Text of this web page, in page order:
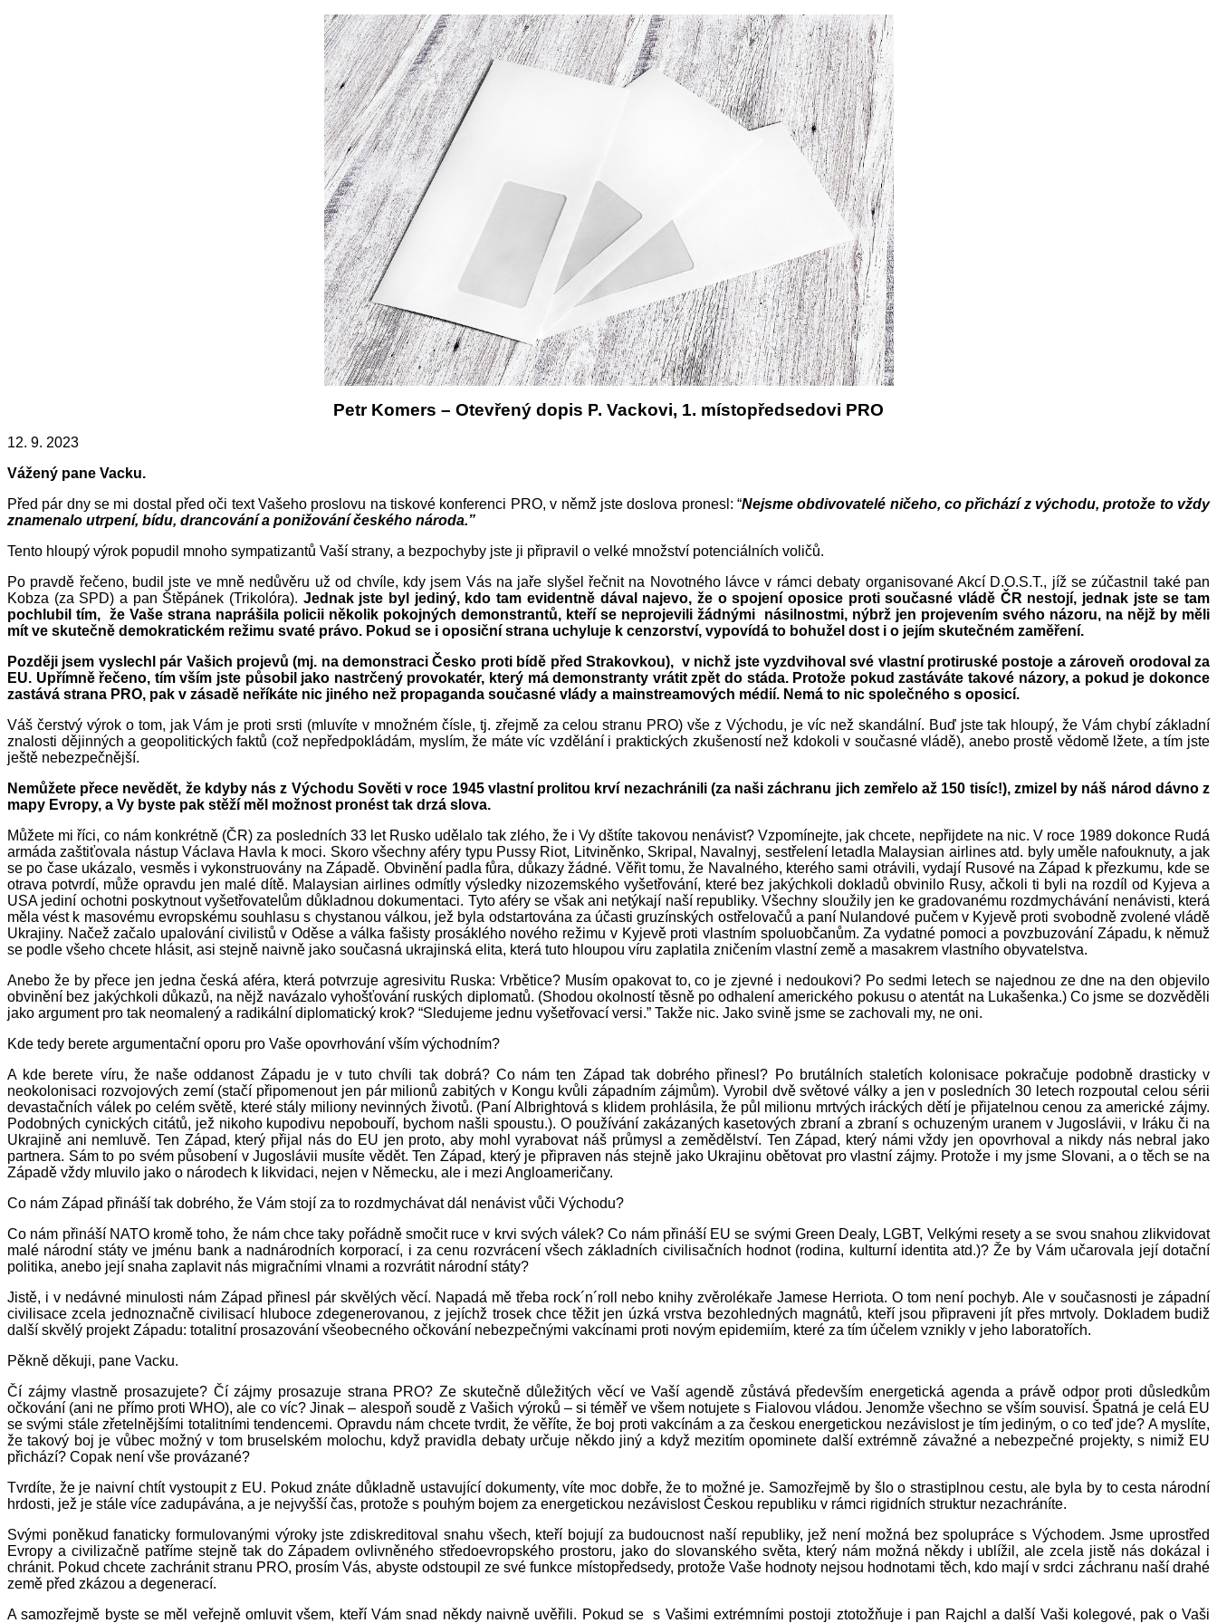
Petr Komers – Otevřený dopis P. Vackovi, 1. místopředsedovi PRO
12. 9. 2023
Vážený pane Vacku.
Před pár dny se mi dostal před oči text Vašeho proslovu na tiskové konferenci PRO, v němž jste doslova pronesl: “Nejsme obdivovatelé ničeho, co přichází z východu, protože to vždy
znamenalo utrpení, bídu, drancování a ponižování českého národa.”
Tento hloupý výrok popudil mnoho sympatizantů Vaší strany, a bezpochyby jste ji připravil o velké množství potenciálních voličů.
Po pravdě řečeno, budil jste ve mně nedůvěru už od chvíle, kdy jsem Vás na jaře slyšel řečnit na Novotného lávce v rámci debaty organisované Akcí D.O.S.T., jíž se zúčastnil také pan
Kobza (za SPD) a pan Štěpánek (Trikolóra). Jednak jste byl jediný, kdo tam evidentně dával najevo, že o spojení oposice proti současné vládě ČR nestojí, jednak jste se tam
pochlubil tím, že Vaše strana naprášila policii několik pokojných demonstrantů, kteří se neprojevili žádnými násilnostmi, nýbrž jen projevením svého názoru, na nějž by měli
mít ve skutečně demokratickém režimu svaté právo. Pokud se i oposiční strana uchyluje k cenzorství, vypovídá to bohužel dost i o jejím skutečném zaměření.
Později jsem vyslechl pár Vašich projevů (mj. na demonstraci Česko proti bídě před Strakovkou), v nichž jste vyzdvihoval své vlastní protiruské postoje a zároveň orodoval za
EU. Upřímně řečeno, tím vším jste působil jako nastrčený provokatér, který má demonstranty vrátit zpět do stáda. Protože pokud zastáváte takové názory, a pokud je dokonce
zastává strana PRO, pak v zásadě neříkáte nic jiného než propaganda současné vlády a mainstreamových médií. Nemá to nic společného s oposicí.
Váš čerstvý výrok o tom, jak Vám je proti srsti (mluvíte v množném čísle, tj. zřejmě za celou stranu PRO) vše z Východu, je víc než skandální. Buď jste tak hloupý, že Vám chybí základní
znalosti dějinných a geopolitických faktů (což nepředpokládám, myslím, že máte víc vzdělání i praktických zkušeností než kdokoli v současné vládě), anebo prostě vědomě lžete, a tím jste
ještě nebezpečnější.
Nemůžete přece nevědět, že kdyby nás z Východu Sověti v roce 1945 vlastní prolitou krví nezachránili (za naši záchranu jich zemřelo až 150 tisíc!), zmizel by náš národ dávno z
mapy Evropy, a Vy byste pak stěží měl možnost pronést tak drzá slova.
Můžete mi říci, co nám konkrétně (ČR) za posledních 33 let Rusko udělalo tak zlého, že i Vy dštíte takovou nenávist? Vzpomínejte, jak chcete, nepřijdete na nic. V roce 1989 dokonce Rudá
armáda zaštiťovala nástup Václava Havla k moci. Skoro všechny aféry typu Pussy Riot, Litviněnko, Skripal, Navalnyj, sestřelení letadla Malaysian airlines atd. byly uměle nafouknuty, a jak
se po čase ukázalo, vesměs i vykonstruovány na Západě. Obvinění padla fůra, důkazy žádné. Věřit tomu, že Navalného, kterého sami otrávili, vydají Rusové na Západ k přezkumu, kde se
otrava potvrdí, může opravdu jen malé dítě. Malaysian airlines odmítly výsledky nizozemského vyšetřování, které bez jakýchkoli dokladů obvinilo Rusy, ačkoli ti byli na rozdíl od Kyjeva a
USA jediní ochotni poskytnout vyšetřovatelům důkladnou dokumentaci. Tyto aféry se však ani netýkají naší republiky. Všechny sloužily jen ke gradovanému rozdmychávání nenávisti, která
měla vést k masovému evropskému souhlasu s chystanou válkou, jež byla odstartována za účasti gruzínských ostřelovačů a paní Nulandové pučem v Kyjevě proti svobodně zvolené vládě
Ukrajiny. Načež začalo upalování civilistů v Oděse a válka fašisty prosáklého nového režimu v Kyjevě proti vlastním spoluobčanům. Za vydatné pomoci a povzbuzování Západu, k němuž
se podle všeho chcete hlásit, asi stejně naivně jako současná ukrajinská elita, která tuto hloupou víru zaplatila zničením vlastní země a masakrem vlastního obyvatelstva.
Anebo že by přece jen jedna česká aféra, která potvrzuje agresivitu Ruska: Vrbětice? Musím opakovat to, co je zjevné i nedoukovi? Po sedmi letech se najednou ze dne na den objevilo
obvinění bez jakýchkoli důkazů, na nějž navázalo vyhošťování ruských diplomatů. (Shodou okolností těsně po odhalení amerického pokusu o atentát na Lukašenka.) Co jsme se dozvěděli
jako argument pro tak neomalený a radikální diplomatický krok? “Sledujeme jednu vyšetřovací versi.” Takže nic. Jako svině jsme se zachovali my, ne oni.
Kde tedy berete argumentační oporu pro Vaše opovrhování vším východním?
A kde berete víru, že naše oddanost Západu je v tuto chvíli tak dobrá? Co nám ten Západ tak dobrého přinesl? Po brutálních staletích kolonisace pokračuje podobně drasticky v
neokolonisaci rozvojových zemí (stačí připomenout jen pár milionů zabitých v Kongu kvůli západním zájmům). Vyrobil dvě světové války a jen v posledních 30 letech rozpoutal celou sérii
devastačních válek po celém světě, které stály miliony nevinných životů. (Paní Albrightová s klidem prohlásila, že půl milionu mrtvých iráckých dětí je přijatelnou cenou za americké zájmy.
Podobných cynických citátů, jež nikoho kupodivu nepobouří, bychom našli spoustu.). O používání zakázaných kasetových zbraní a zbraní s ochuzeným uranem v Jugoslávii, v Iráku či na
Ukrajině ani nemluvě. Ten Západ, který přijal nás do EU jen proto, aby mohl vyrabovat náš průmysl a zemědělství. Ten Západ, který námi vždy jen opovrhoval a nikdy nás nebral jako
partnera. Sám to po svém působení v Jugoslávii musíte vědět. Ten Západ, který je připraven nás stejně jako Ukrajinu obětovat pro vlastní zájmy. Protože i my jsme Slovani, a o těch se na
Západě vždy mluvilo jako o národech k likvidaci, nejen v Německu, ale i mezi Angloameričany.
Co nám Západ přináší tak dobrého, že Vám stojí za to rozdmychávat dál nenávist vůči Východu?
Co nám přináší NATO kromě toho, že nám chce taky pořádně smočit ruce v krvi svých válek? Co nám přináší EU se svými Green Dealy, LGBT, Velkými resety a se svou snahou zlikvidovat
malé národní státy ve jménu bank a nadnárodních korporací, i za cenu rozvrácení všech základních civilisačních hodnot (rodina, kulturní identita atd.)? Že by Vám učarovala její dotační
politika, anebo její snaha zaplavit nás migračními vlnami a rozvrátit národní státy?
Jistě, i v nedávné minulosti nám Západ přinesl pár skvělých věcí. Napadá mě třeba rock´n´roll nebo knihy zvěrolékaře Jamese Herriota. O tom není pochyb. Ale v současnosti je západní
civilisace zcela jednoznačně civilisací hluboce zdegenerovanou, z jejíchž trosek chce těžit jen úzká vrstva bezohledných magnátů, kteří jsou připraveni jít přes mrtvoly. Dokladem budiž
další skvělý projekt Západu: totalitní prosazování všeobecného očkování nebezpečnými vakcínami proti novým epidemiím, které za tím účelem vznikly v jeho laboratořích.
Pěkně děkuji, pane Vacku.
Čí zájmy vlastně prosazujete? Čí zájmy prosazuje strana PRO? Ze skutečně důležitých věcí ve Vaší agendě zůstává především energetická agenda a právě odpor proti důsledkům
očkování (ani ne přímo proti WHO), ale co víc? Jinak – alespoň soudě z Vašich výroků – si téměř ve všem notujete s Fialovou vládou. Jenomže všechno se vším souvisí. Špatná je celá EU
se svými stále zřetelnějšími totalitními tendencemi. Opravdu nám chcete tvrdit, že věříte, že boj proti vakcínám a za českou energetickou nezávislost je tím jediným, o co teď jde? A myslíte,
že takový boj je vůbec možný v tom bruselském molochu, když pravidla debaty určuje někdo jiný a když mezitím opominete další extrémně závažné a nebezpečné projekty, s nimiž EU
přichází? Copak není vše provázané?
Tvrdíte, že je naivní chtít vystoupit z EU. Pokud znáte důkladně ustavující dokumenty, víte moc dobře, že to možné je. Samozřejmě by šlo o strastiplnou cestu, ale byla by to cesta národní
hrdosti, jež je stále více zadupávána, a je nejvyšší čas, protože s pouhým bojem za energetickou nezávislost Českou republiku v rámci rigidních struktur nezachráníte.
Svými poněkud fanaticky formulovanými výroky jste zdiskreditoval snahu všech, kteří bojují za budoucnost naší republiky, jež není možná bez spolupráce s Východem. Jsme uprostřed
Evropy a civilizačně patříme stejně tak do Západem ovlivněného středoevropského prostoru, jako do slovanského světa, který nám možná někdy i ublížil, ale zcela jistě nás dokázal i
chránit. Pokud chcete zachránit stranu PRO, prosím Vás, abyste odstoupil ze své funkce místopředsedy, protože Vaše hodnoty nejsou hodnotami těch, kdo mají v srdci záchranu naší drahé
země před zkázou a degenerací.
A samozřejmě byste se měl veřejně omluvit všem, kteří Vám snad někdy naivně uvěřili. Pokud se s Vašimi extrémními postoji ztotožňuje i pan Rajchl a další Vaši kolegové, pak o Vaši